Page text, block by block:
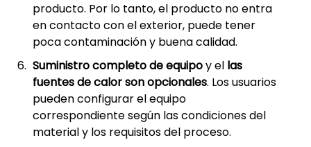
producto. Por lo tanto, el producto no entra
en contacto con el exterior, puede tener
poca contaminación y buena calidad.
Suministro completo de equipoy el las
fuentes de calor son opcionales. Los usuarios
pueden configurar el equipo
correspondiente según las condiciones del
material y los requisitos del proceso.